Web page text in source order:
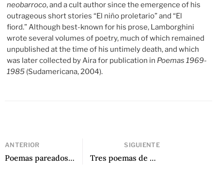
neobarroco, and a cult author since the emergence of his
outrageous short stories “El niño proletario” and “El
fiord.” Although best-known for his prose, Lamborghini
wrote several volumes of poetry, much of which remained
unpublished at the time of his untimely death, and which
was later collected by Aira for publication in Poemas 1969-
1985 (Sudamericana, 2004).
ANTERIOR
Poemas pareados de Bichos de Ezequiel Zaidenwerg y Mirta Rosenberg
SIGUIENTE
Tres poemas de Homero Pumarol